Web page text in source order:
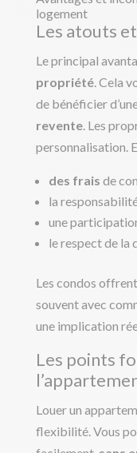
logement
Les atouts
Le principal
propriété. Cela
de bénéficier
revente. Les
personnalisation.
des frais de
la
une
le respect de la
Les condos offrent
souvent avec
une implication
Les points
Louer un
flexibilité. Vous